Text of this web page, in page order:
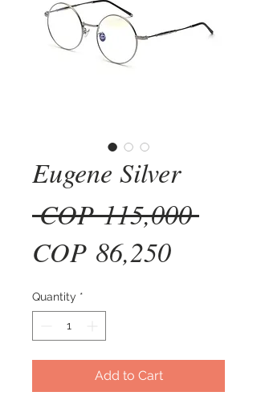
Eugene Silver
COP 115,000
COP 86,250Sale
Quantity *
Add to Cart